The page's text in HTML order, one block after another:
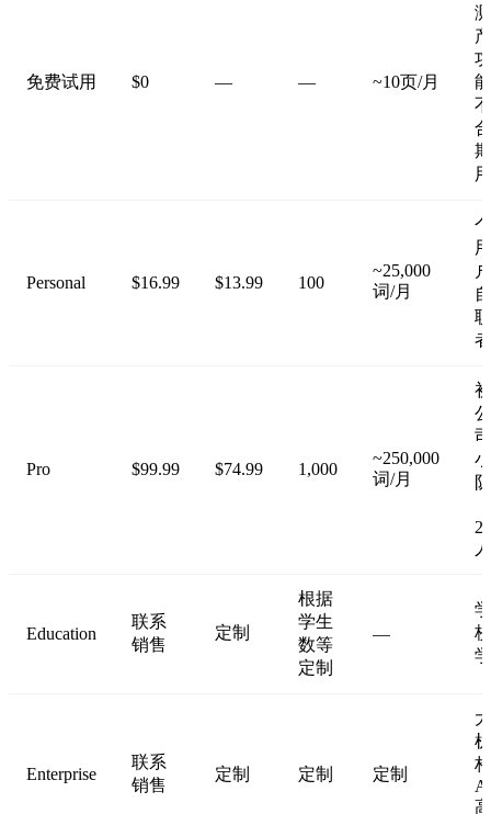
免费试用 $0 — — ~10页/月
功
用
Personal $16.99 $13.99 100
~25,000
词/月
用
者
Pro $99.99 $74.99 1,000
~250,000
词/月
公
队
25
Education
联系
销售
定制
根据
学生
数等
定制
—
学
Enterprise
联系
销售
定制 定制 定制
机